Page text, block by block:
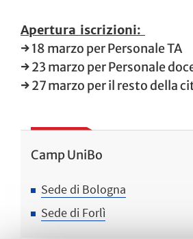
Apertura iscrizioni:
→ 18 marzo per Personale TA
→ 23 marzo per Personale
→ 27 marzo per il resto della
Camp UniBo
Sede di Bologna
Sede di Forlì